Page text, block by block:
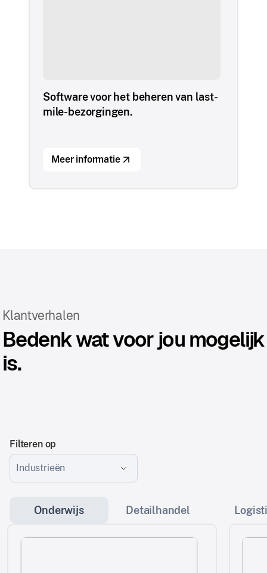
Software voor het beheren van last-
mile-bezorgingen.
Meer informatie
Klantverhalen
Bedenk wat voor jou mogelijk
is.
Filteren op
Industrieën
Onderwijs Detailhandel